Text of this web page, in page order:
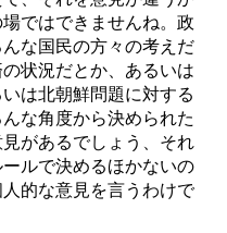
ではできませんね。政
な国民の方々の考えだ
状況だとか、あるいは
は北朝鮮問題に対する
な角度から決められた
があるでしょう、それ
ルで決めるほかないの
的な意見を言うわけで